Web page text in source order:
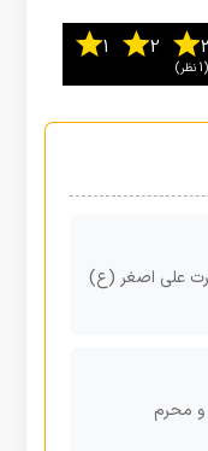
‫(1 نظر)
علی اصغر (ع)
و محرم